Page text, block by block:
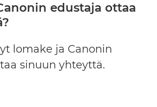
edustaja ottaa
lomake ja Canonin
sinuun yhteyttä.